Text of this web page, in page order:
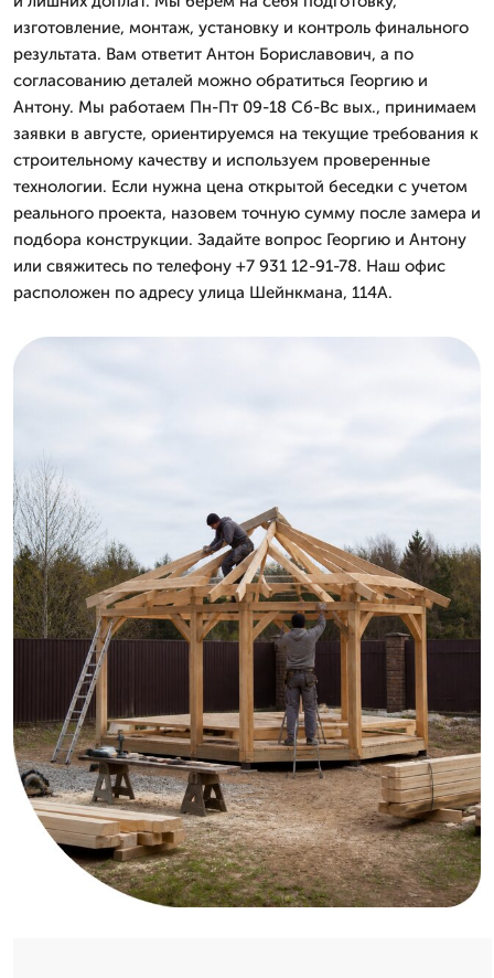
изготовление, монтаж, установку и контроль финального
результата. Вам ответит Антон Бориславович, а по
согласованию деталей можно обратиться Георгию и
Антону. Мы работаем Пн-Пт 09-18 Сб-Вс вых., принимаем
заявки в августе, ориентируемся на текущие требования к
строительному качеству и используем проверенные
технологии. Если нужна цена открытой беседки с учетом
реального проекта, назовем точную сумму после замера и
подбора конструкции. Задайте вопрос Георгию и Антону
или свяжитесь по телефону +7 931 12-91-78. Наш офис
расположен по адресу улица Шейнкмана, 114А.